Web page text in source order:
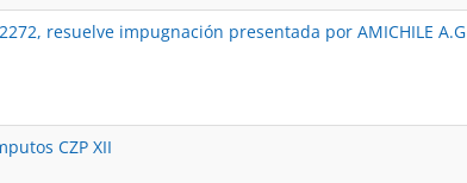
resuelve impugnación presentada por AMICHILE A.G
CZP XII